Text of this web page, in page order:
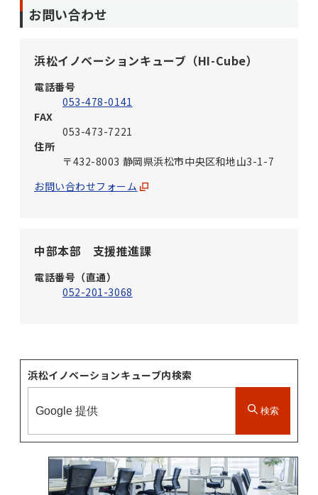
お問い合わせ
浜松イノベーションキューブ（HI-Cube）
電話番号
053-478-0141
FAX
053-473-7221
住所
〒432-8003 静岡県浜松市中央区和地山3-1-7
お問い合わせフォーム
中部本部 支援推進課
電話番号（直通）
052-201-3068
浜松イノベーションキューブ内検索
検索